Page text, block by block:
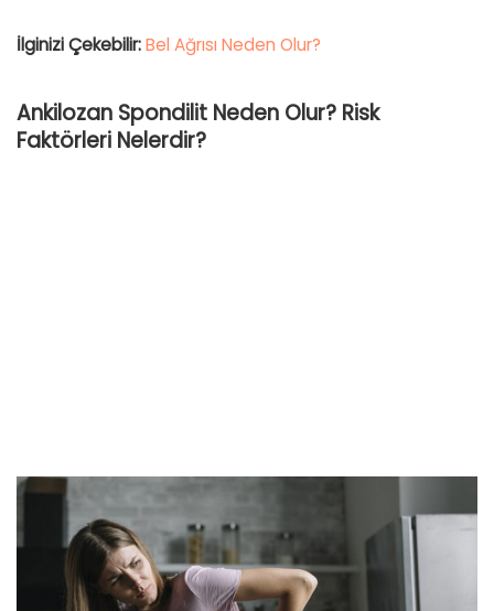
İlginizi Çekebilir:Bel Ağrısı Neden Olur?
Ankilozan Spondilit Neden Olur? Risk
Faktörleri Nelerdir?